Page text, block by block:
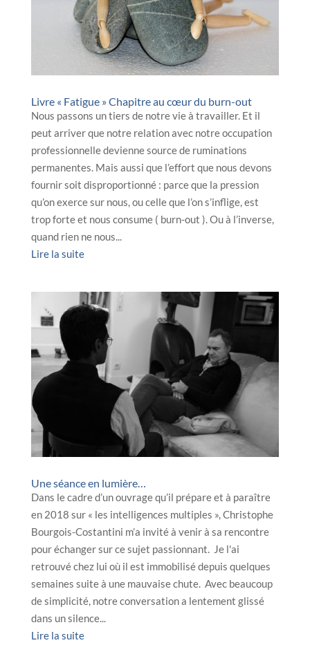
Livre « Fatigue » Chapitre au cœur du burn-out
Nous passons un tiers de notre vie à travailler. Et il
peut arriver que notre relation avec notre occupation
professionnelle devienne source de ruminations
permanentes. Mais aussi que l’effort que nous devons
fournir soit disproportionné : parce que la pression
qu’on exerce sur nous, ou celle que l’on s’inflige, est
trop forte et nous consume ( burn-out ). Ou à l’inverse,
quand rien ne nous...
Lire la suite
Une séance en lumière…
Dans le cadre d’un ouvrage qu’il prépare et à paraître
en 2018 sur « les intelligences multiples », Christophe
Bourgois-Costantini m’a invité à venir à sa rencontre
pour échanger sur ce sujet passionnant. Je l'ai
retrouvé chez lui où il est immobilisé depuis quelques
semaines suite à une mauvaise chute. Avec beaucoup
de simplicité, notre conversation a lentement glissé
dans un silence...
Lire la suite